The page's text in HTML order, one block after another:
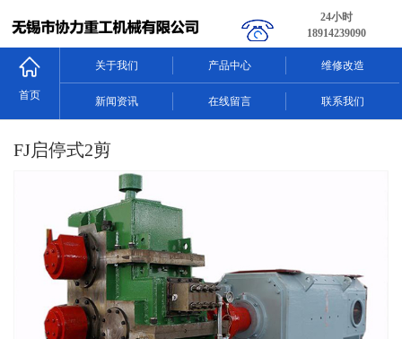
24小时
18914239090
首页
关于我们 产品中心 维修改造
新闻资讯 在线留言 联系我们
FJ启停式2剪